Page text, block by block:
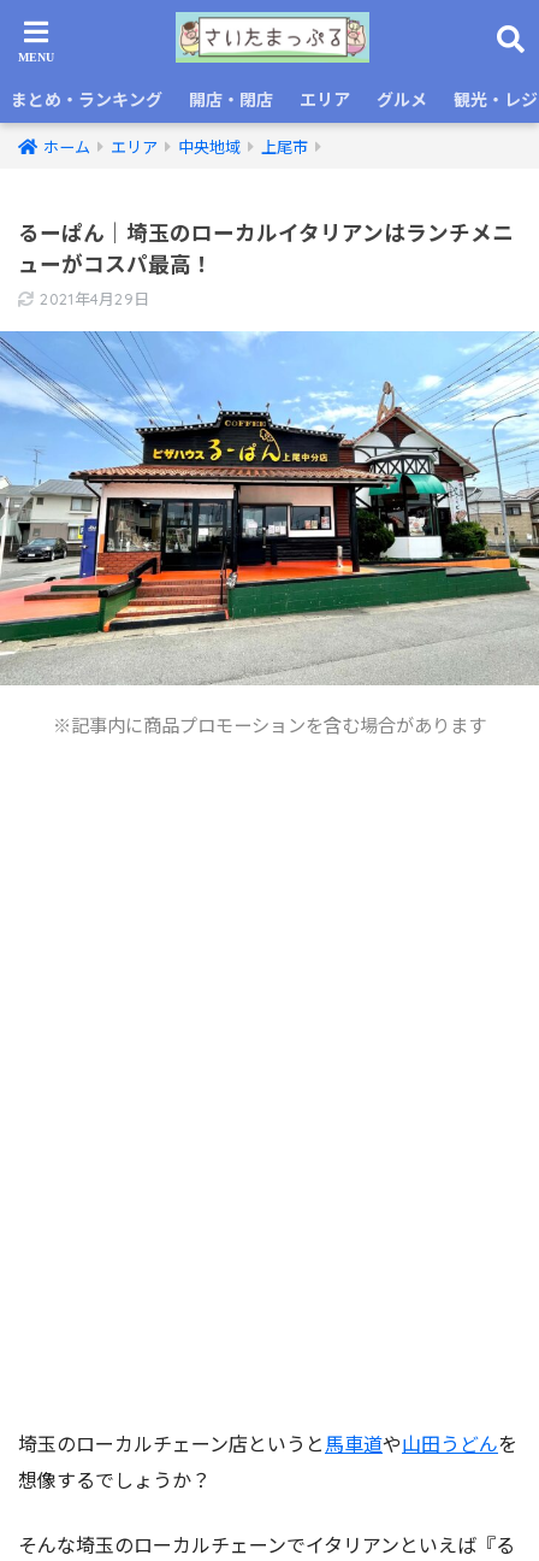
まとめ・ランキング 開店・閉店 エリア グルメ 観光・レ
ホーム エリア 中央地域 上尾市
るーぱん｜埼玉のローカルイタリアンはランチメニ
ューがコスパ最高！
2021年4月29日
※記事内に商品プロモーションを含む場合があります
埼玉のローカルチェーン店というと馬車道や山田うどんを
想像するでしょうか？
そんな埼玉のローカルチェーンでイタリアンといえば『る